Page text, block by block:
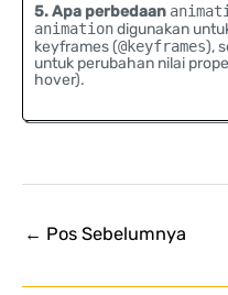
5. Apa perbedaan
animationdigunakan
keyframes (@keyframes),
untuk perubahan nilai
hover).
← Pos Sebelumnya